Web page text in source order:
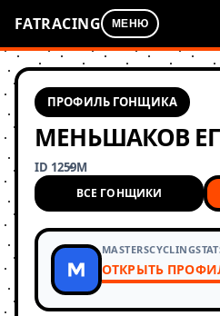
FATRACING МЕНЮ
ПРОФИЛЬ ГОНЩИКА
МЕНЬШАКОВ
ID 1259М
ВСЕ ГОНЩИКИ
ОТКРЫТЬ